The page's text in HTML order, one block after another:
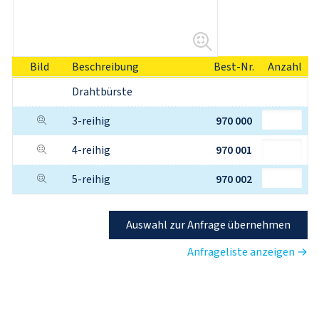
Bild Beschreibung Best-Nr.
Anzahl
Drahtbürste
3-reihig
970 000
4-reihig
970 001
5-reihig
970 002
Auswahl zur Anfrage übernehmen
Anfrageliste anzeigen →